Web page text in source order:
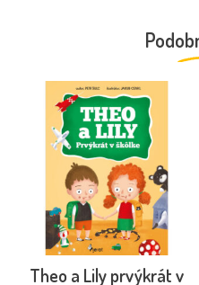
Theo a Lily prvýkrát v